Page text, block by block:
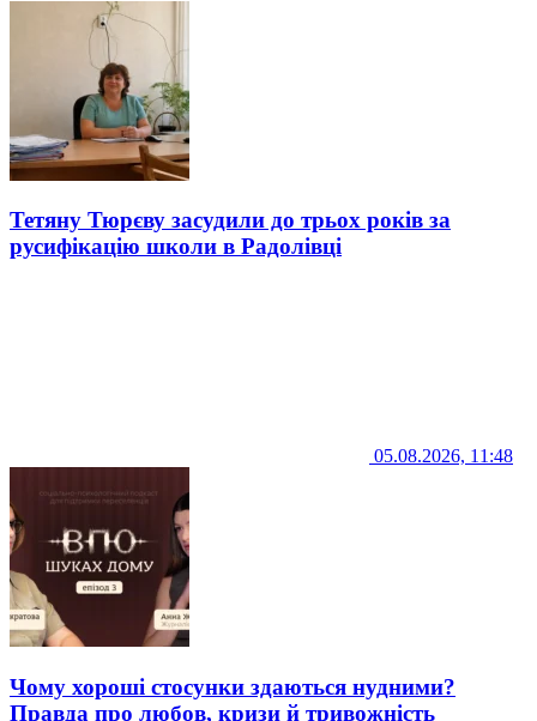
Тетяну Тюрєву засудили до трьох років за
русифікацію школи в Радолівці
05.08.2026, 11:48
Чому хороші стосунки здаються нудними?
Правда про любов, кризи й тривожність